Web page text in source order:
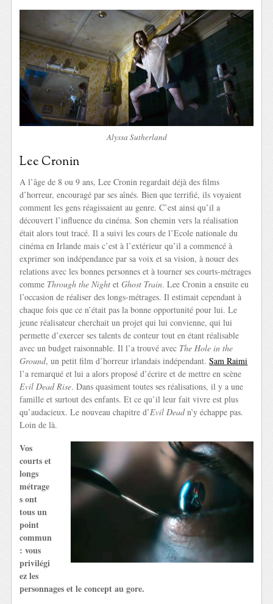
Alyssa Sutherland
Lee Cronin
A l’âge de 8 ou 9 ans, Lee Cronin regardait déjà des films
d’horreur, encouragé par ses aînés. Bien que terrifié, ils voyaient
comment les gens réagissaient au genre. C’est ainsi qu’il a
découvert l’influence du cinéma. Son chemin vers la réalisation
était alors tout tracé. Il a suivi les cours de l’Ecole nationale du
cinéma en Irlande mais c’est à l’extérieur qu’il a commencé à
exprimer son indépendance par sa voix et sa vision, à nouer des
relations avec les bonnes personnes et à tourner ses courts-métrages
comme Through the Night etGhost Train. Lee Cronin a ensuite eu
l’occasion de réaliser des longs-métrages. Il estimait cependant à
chaque fois que ce n’était pas la bonne opportunité pour lui. Le
jeune réalisateur cherchait un projet qui lui convienne, qui lui
permette d’exercer ses talents de conteur tout en étant réalisable
avec un budget raisonnable. Il l’a trouvé avec The Hole in the
Ground, un petit film d’horreur irlandais indépendant.Sam Raimi
l’a remarqué et lui a alors proposé d’écrire et de mettre en scène
Evil Dead Rise. Dans quasiment toutes ses réalisations, il y a une
famille et surtout des enfants. Et ce qu’il leur fait vivre est plus
qu’audacieux. Le nouveau chapitre d’Evil Deadn’y échappe pas.
Loin de là.
Vos
courts et
longs
métrage
s ont
tous un
point
commun
: vous
privilégi
ez les
personnages et le concept au gore.